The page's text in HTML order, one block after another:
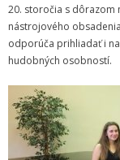
- Literárno –
- SÚBORY NA ŠKOLE
Informácie
- Povinné
20. storočia s dôrazom
nástrojového
odporúča prihliadať i
hudobných osobností.